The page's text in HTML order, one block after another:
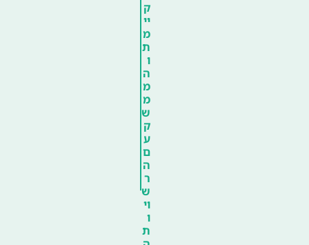
ק
יי
מ
ת
ו
ה
מ
מ
ש
ק
ע
ם
ה
ר
ש
וי
ו
ת